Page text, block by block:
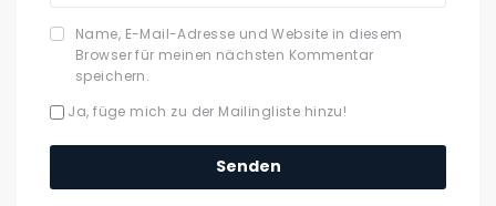
Name, E-Mail-Adresse und Website in diesem
Browser für meinen nächsten Kommentar
speichern.
Ja, füge mich zu der Mailingliste hinzu!